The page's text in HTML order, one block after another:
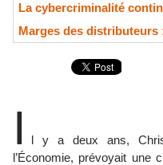
La cybercriminalité
Marges des distributeurs
I
l y a deux ans,
l’Économie, prévoyait une